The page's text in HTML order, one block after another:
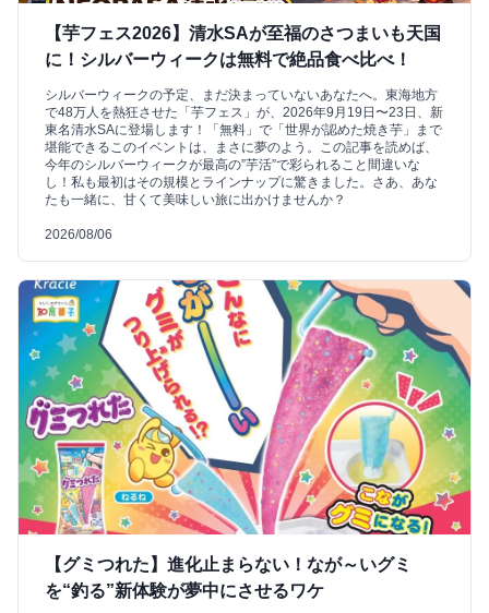
【芋フェス2026】清水SAが至福のさつまいも天国
に！シルバーウィークは無料で絶品食べ比べ！
シルバーウィークの予定、まだ決まっていないあなたへ。東海地方
で48万人を熱狂させた「芋フェス」が、2026年9月19日〜23日、新
東名清水SAに登場します！「無料」で「世界が認めた焼き芋」まで
堪能できるこのイベントは、まさに夢のよう。この記事を読めば、
今年のシルバーウィークが最高の”芋活”で彩られること間違いな
し！私も最初はその規模とラインナップに驚きました。さあ、あな
たも一緒に、甘くて美味しい旅に出かけませんか？
2026/08/06
【グミつれた】進化止まらない！なが～いグミ
を“釣る”新体験が夢中にさせるワケ